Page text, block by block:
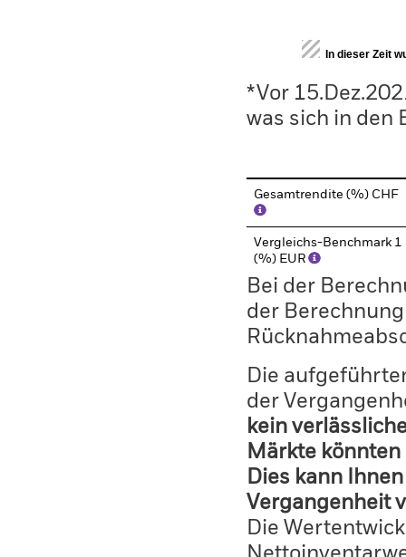
End of interactive chart.
In dieser Zeit
*Vor
was sich in den
Gesamtrendite (%) CHF
Vergleichs-Benchmark 1
(%) EUR
Bei der
der
Die
der
kein
Märkte
Dies kann
Vergangenheit
Die